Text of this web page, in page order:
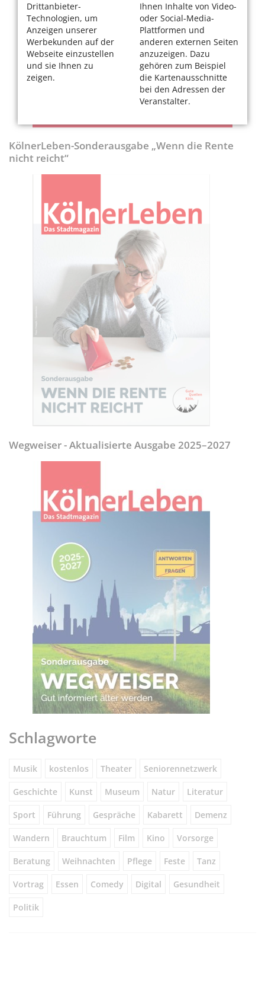
Drittanbieter-
Technologien, um
Anzeigen unserer
Werbekunden auf der
Webseite einzustellen
und sie Ihnen zu
zeigen.
Ihnen Inhalte von Video-
oder Social-Media-
Plattformen und
anderen externen Seiten
anzuzeigen. Dazu
gehören zum Beispiel
die Kartenausschnitte
bei den Adressen der
Veranstalter.
KölnerLeben-Sonderausgabe „Wenn die Rente
nicht reicht“
Wegweiser - Aktualisierte Ausgabe 2025–2027
Schlagworte
Musik kostenlos Theater Seniorennetzwerk
Geschichte Kunst Museum Natur Literatur
Sport Führung Gespräche Kabarett Demenz
Wandern Brauchtum Film Kino Vorsorge
Beratung Weihnachten Pflege Feste Tanz
Vortrag Essen Comedy Digital Gesundheit
Politik